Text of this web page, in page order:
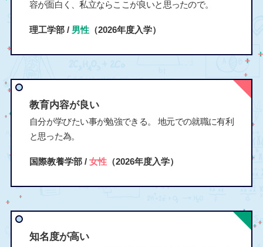
容が面白く、私立ならここが良いと思ったので。
理工学部 / 男性（2026年度入学）
教育内容が良い
自分が学びたい事が勉強できる。 地元での就職に有利
と思った為。
国際教養学部 / 女性（2026年度入学）
知名度が高い